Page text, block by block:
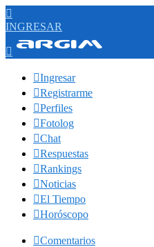

INGRESAR

Ingresar
Registrarme
Perfiles
Fotolog
Chat
Respuestas
Rankings
Noticias
El Tiempo
Horóscopo
Comentarios